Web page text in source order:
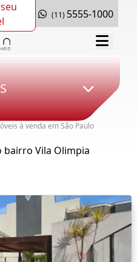
(11) 5555-1000
à venda em São Paulo
bairro Vila Olimpia